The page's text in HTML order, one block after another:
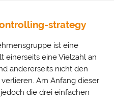
strategy
ist eine
einerseits eine Vielzahl an
andererseits nicht den
Am Anfang dieser
die drei einfachen